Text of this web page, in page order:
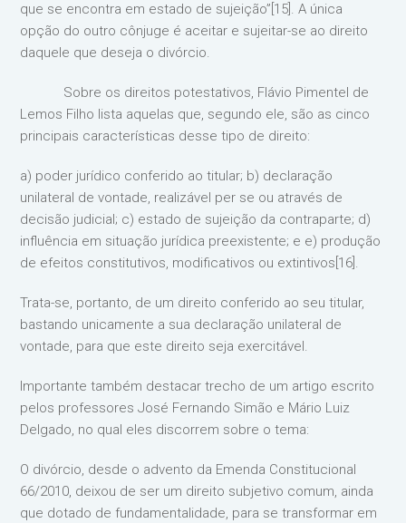
que se encontra em estado de sujeição”[15]. A única
opção do outro cônjuge é aceitar e sujeitar-se ao direito
daquele que deseja o divórcio.
Sobre os direitos potestativos, Flávio Pimentel de
Lemos Filho lista aquelas que, segundo ele, são as cinco
principais características desse tipo de direito:
a) poder jurídico conferido ao titular; b) declaração
unilateral de vontade, realizável per se ou através de
decisão judicial; c) estado de sujeição da contraparte; d)
influência em situação jurídica preexistente; e e) produção
de efeitos constitutivos, modificativos ou extintivos[16].
Trata-se, portanto, de um direito conferido ao seu titular,
bastando unicamente a sua declaração unilateral de
vontade, para que este direito seja exercitável.
Importante também destacar trecho de um artigo escrito
pelos professores José Fernando Simão e Mário Luiz
Delgado, no qual eles discorrem sobre o tema:
O divórcio, desde o advento da Emenda Constitucional
66/2010, deixou de ser um direito subjetivo comum, ainda
que dotado de fundamentalidade, para se transformar em